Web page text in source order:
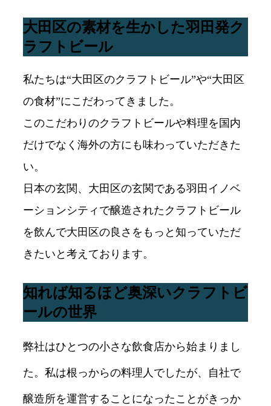
大田区の素材を生かした羽田発ク
ラフトビール
私たちは“大田区のクラフトビール”や“大田区
の食材”にこだわってきました。
このこだわりのクラフトビールや料理を国内
だけでなく海外の方にも味わっていただきた
い。
日本の玄関、大田区の玄関である羽田イノベ
ーションシティで醸造されたクラフトビール
を飲んで大田区の良さをもっと知っていただ
きたいと考えております。
知れば知るほど奥深いクラフトビ
ールの世界
弊社はひとつの小さな飲食店から始まりまし
た。私は根っからの料理人でしたが、自社で
醸造所を運営することになったことがきっか